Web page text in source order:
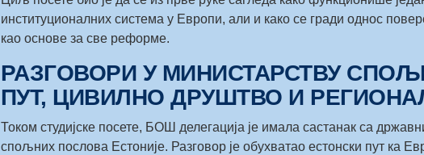
институционалних система у Европи, али и како се гради однос
као основе за све реформе.
РАЗГОВОРИ У МИНИСТАРСТВУ
ПУТ, ЦИВИЛНО ДРУШТВО И
Током студијске посете, БОШ делегација је имала састанак са
спољних послова Естоније. Разговор је обухватао естонски пут ка